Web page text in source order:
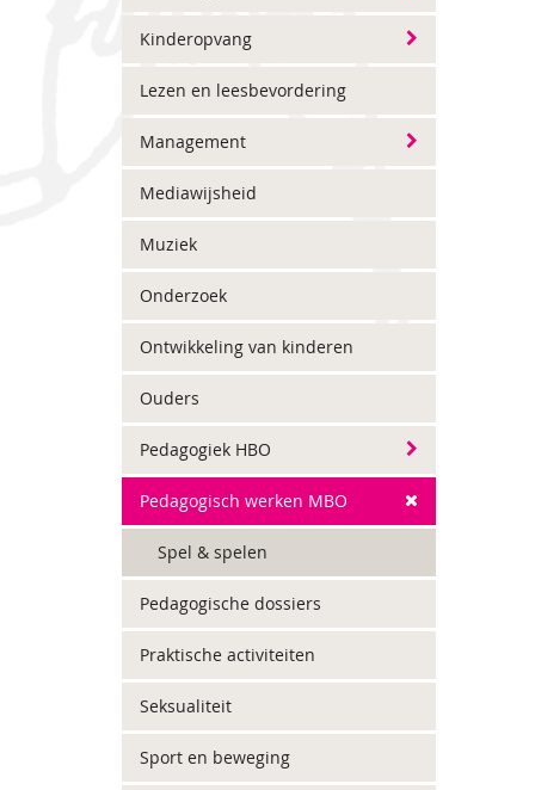
Kinderopvang
Lezen en leesbevordering
Management
Mediawijsheid
Muziek
Onderzoek
Ontwikkeling van kinderen
Ouders
Pedagogiek HBO
Pedagogisch werken MBO
Spel & spelen
Pedagogische dossiers
Praktische activiteiten
Seksualiteit
Sport en beweging